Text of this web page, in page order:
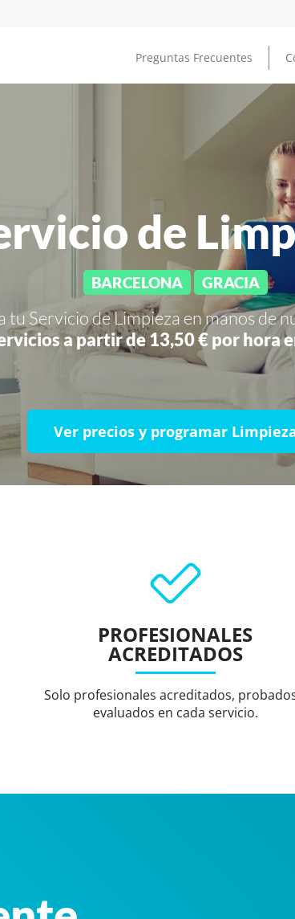
Preguntas Frecuentes
de
BARCELONA GRACIA
tu Servicio de Limpieza en manos de
a partir de 13,50 € por hora
Ver precios y programar
PROFESIONALES
ACREDITADOS
Solo profesionales acreditados,
evaluados en cada servicio.